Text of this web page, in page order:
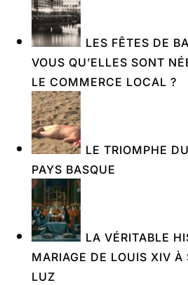
LES FÊTES DE
VOUS QU’ELLES SONT
LE COMMERCE LOCAL ?
LE TRIOMPHE
PAYS BASQUE
LA VÉRITABLE
MARIAGE DE LOUIS XIV
LUZ